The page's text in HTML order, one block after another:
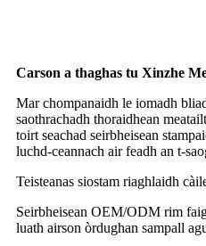
Carson a thaghas tu Xinzhe
Mar chompanaidh le iomadh
saothrachadh thoraidhean
toirt seachad seirbheisean
luchd-ceannach air feadh an t-
Teisteanas siostam riaghlaidh
Seirbheisean OEM/ODM rim
luath airson òrdughan sampall